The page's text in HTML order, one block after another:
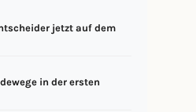
jetzt auf dem
in der ersten